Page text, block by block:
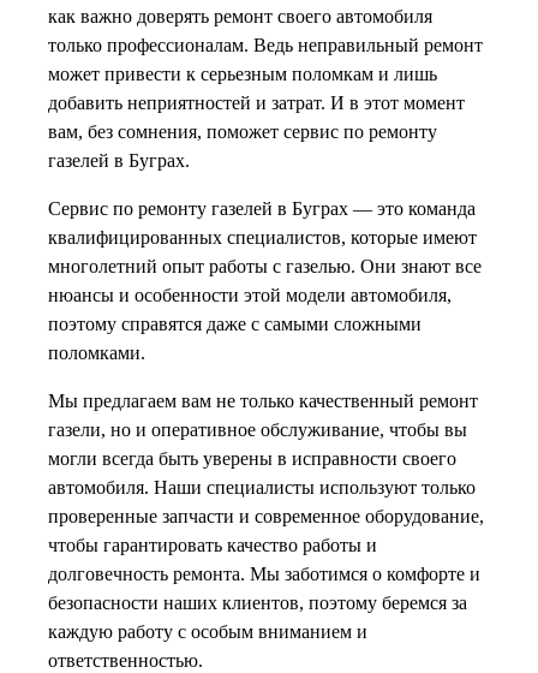
как важно доверять ремонт своего автомобиля
только профессионалам. Ведь неправильный ремонт
может привести к серьезным поломкам и лишь
добавить неприятностей и затрат. И в этот момент
вам, без сомнения, поможет сервис по ремонту
газелей в Буграх.
Сервис по ремонту газелей в Буграх — это команда
квалифицированных специалистов, которые имеют
многолетний опыт работы с газелью. Они знают все
нюансы и особенности этой модели автомобиля,
поэтому справятся даже с самыми сложными
поломками.
Мы предлагаем вам не только качественный ремонт
газели, но и оперативное обслуживание, чтобы вы
могли всегда быть уверены в исправности своего
автомобиля. Наши специалисты используют только
проверенные запчасти и современное оборудование,
чтобы гарантировать качество работы и
долговечность ремонта. Мы заботимся о комфорте и
безопасности наших клиентов, поэтому беремся за
каждую работу с особым вниманием и
ответственностью.